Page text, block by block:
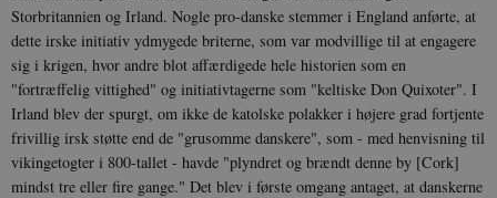
Storbritannien og Irland. Nogle pro-danske stemmer i England anførte, at
dette irske initiativ ydmygede briterne, som var modvillige til at engagere
sig i krigen, hvor andre blot affærdigede hele historien som en
"fortræffelig vittighed" og initiativtagerne som "keltiske Don Quixoter". I
Irland blev der spurgt, om ikke de katolske polakker i højere grad fortjente
frivillig irsk støtte end de "grusomme danskere", som - med henvisning til
vikingetogter i 800-tallet - havde "plyndret og brændt denne by [Cork]
mindst tre eller fire gange." Det blev i første omgang antaget, at danskerne